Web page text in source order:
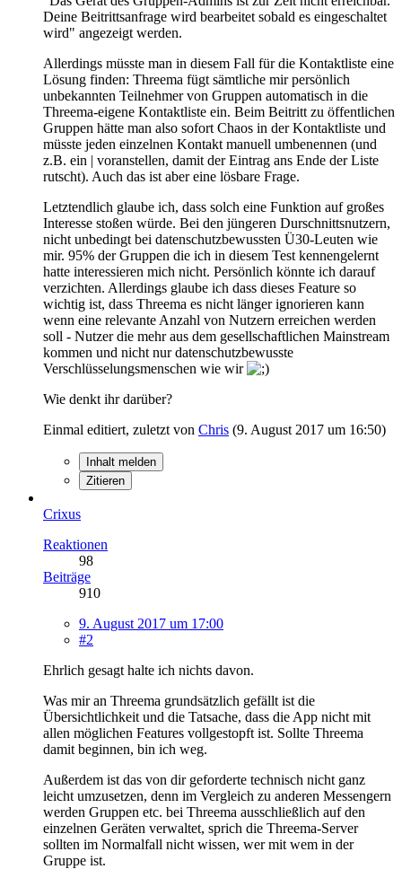
Deine Beitrittsanfrage wird bearbeitet sobald es eingeschaltet
wird" angezeigt werden.
Allerdings müsste man in diesem Fall für die Kontaktliste eine
Lösung finden: Threema fügt sämtliche mir persönlich
unbekannten Teilnehmer von Gruppen automatisch in die
Threema-eigene Kontaktliste ein. Beim Beitritt zu öffentlichen
Gruppen hätte man also sofort Chaos in der Kontaktliste und
müsste jeden einzelnen Kontakt manuell umbenennen (und
z.B. ein | voranstellen, damit der Eintrag ans Ende der Liste
rutscht). Auch das ist aber eine lösbare Frage.
Letztendlich glaube ich, dass solch eine Funktion auf großes
Interesse stoßen würde. Bei den jüngeren Durschnittsnutzern,
nicht unbedingt bei datenschutzbewussten Ü30-Leuten wie
mir. 95% der Gruppen die ich in diesem Test kennengelernt
hatte interessieren mich nicht. Persönlich könnte ich darauf
verzichten. Allerdings glaube ich dass dieses Feature so
wichtig ist, dass Threema es nicht länger ignorieren kann
wenn eine relevante Anzahl von Nutzern erreichen werden
soll - Nutzer die mehr aus dem gesellschaftlichen Mainstream
kommen und nicht nur datenschutzbewusste
Verschlüsselungsmenschen wie wir
Wie denkt ihr darüber?
Einmal editiert, zuletzt von Chris (9. August 2017 um 16:50)
Inhalt melden
Zitieren
Crixus
Reaktionen
98
Beiträge
910
9. August 2017 um 17:00
#2
Ehrlich gesagt halte ich nichts davon.
Was mir an Threema grundsätzlich gefällt ist die
Übersichtlichkeit und die Tatsache, dass die App nicht mit
allen möglichen Features vollgestopft ist. Sollte Threema
damit beginnen, bin ich weg.
Außerdem ist das von dir geforderte technisch nicht ganz
leicht umzusetzen, denn im Vergleich zu anderen Messengern
werden Gruppen etc. bei Threema ausschließlich auf den
einzelnen Geräten verwaltet, sprich die Threema-Server
sollten im Normalfall nicht wissen, wer mit wem in der
Gruppe ist.